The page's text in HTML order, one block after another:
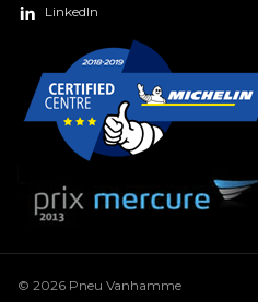
LinkedIn
© 2026 Pneu Vanhamme